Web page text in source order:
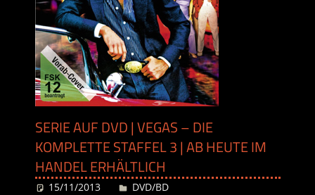
SERIE AUF DVD | VEGAS – DIE
KOMPLETTE STAFFEL 3 | AB HEUTE IM
HANDEL ERHÄLTLICH
15/11/2013 Desiree
DVD/BD